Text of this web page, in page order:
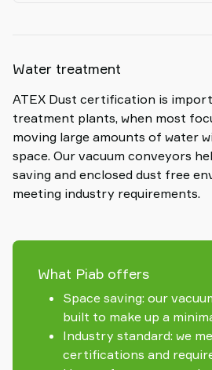
Water treatment
ATEX Dust certification is
treatment plants, when most
moving large amounts of water
space. Our vacuum conveyors
saving and enclosed dust free
meeting industry requirements.
What Piab offers
Space saving: our
built to make up a
Industry standard: we
certifications and